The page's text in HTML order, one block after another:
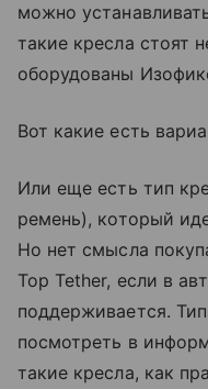
можно
такие кресла стоят
оборудованы
Вот какие есть
Или еще есть тип
ремень), который
Но нет смысла
Top Tether, если в
поддерживается.
посмотреть в
такие кресла, как